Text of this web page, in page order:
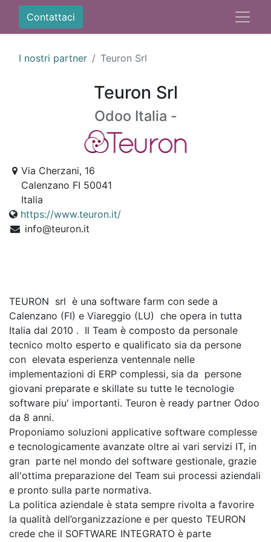
Contattaci
I nostri partner Teuron Srl
Teuron Srl
Odoo Italia -
Via Cherzani, 16
Calenzano FI 50041
Italia
https://www.teuron.it/
info@teuron.it
TEURON srl è una software farm con sede a
Calenzano (FI) e Viareggio (LU) che opera in tutta
Italia dal 2010 . Il Team è composto da personale
tecnico molto esperto e qualificato sia da persone
con elevata esperienza ventennale nelle
implementazioni di ERP complessi, sia da persone
giovani preparate e skillate su tutte le tecnologie
software piu' importanti. Teuron è ready partner Odoo
da 8 anni.
Proponiamo soluzioni applicative software complesse
e tecnologicamente avanzate oltre ai vari servizi IT, in
gran parte nel mondo del software gestionale, grazie
all'ottima preparazione del Team sui processi aziendali
e pronto sulla parte normativa.
La politica aziendale è stata sempre rivolta a favorire
la qualità dell’organizzazione e per questo TEURON
crede che il SOFTWARE INTEGRATO è parte